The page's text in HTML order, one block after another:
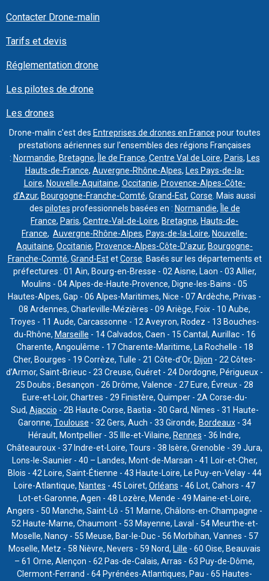
Contacter Drone-malin
Tarifs et devis
Réglementation drone
Les pilotes de drone
Les drones
Drone-malin c'est des Entreprises de drones en France pour toutes
prestations aériennes sur l'ensembles des régions Françaises
: Normandie, Bretagne, Île de France, Centre Val de Loire, Paris, Les
Hauts-de-France, Auvergne-Rhône-Alpes, Les Pays-de-la-
Loire, Nouvelle-Aquitaine, Occitanie, Provence-Alpes-Côte-
d’Azur, Bourgogne-Franche-Comté, Grand-Est, Corse. Mais aussi
des pilotes professionnels basées en : Normandie,
Île de
France, Paris, Centre-Val-de-Loire, Bretagne, Hauts-de-
France, Auvergne-Rhône-Alpes, Pays-de-la-Loire, Nouvelle-
Aquitaine, Occitanie, Provence-Alpes-Côte-D’azur, Bourgogne-
Franche-Comté, Grand-EstetCorse. Basés sur les départements et
préfectures : 01 Ain, Bourg-en-Bresse - 02 Aisne, Laon - 03 Allier,
Moulins - 04 Alpes-de-Haute-Provence, Digne-les-Bains - 05
Hautes-Alpes, Gap - 06 Alpes-Maritimes, Nice - 07 Ardèche, Privas -
08 Ardennes, Charleville-Mézières - 09 Ariège, Foix - 10 Aube,
Troyes - 11 Aude, Carcassonne - 12 Aveyron, Rodez - 13 Bouches-
du-Rhône, Marseille - 14 Calvados, Caen - 15 Cantal, Aurillac - 16
Charente, Angoulême - 17 Charente-Maritime, La Rochelle - 18
Cher, Bourges - 19 Corrèze, Tulle - 21 Côte-d’Or, Dijon - 22 Côtes-
d’Armor, Saint-Brieuc - 23 Creuse, Guéret - 24 Dordogne, Périgueux -
25 Doubs ; Besançon - 26 Drôme, Valence - 27 Eure, Évreux - 28
Eure-et-Loir, Chartres - 29 Finistère, Quimper - 2A Corse-du-
Sud, Ajaccio - 2B Haute-Corse, Bastia - 30 Gard, Nîmes - 31 Haute-
Garonne, Toulouse - 32 Gers, Auch - 33 Gironde, Bordeaux- 34
Hérault, Montpellier - 35 Ille-et-Vilaine, Rennes - 36 Indre,
Châteauroux - 37 Indre-et-Loire, Tours - 38 Isère, Grenoble - 39 Jura,
Lons-le-Saunier - 40 – Landes, Mont-de-Marsan - 41 Loir-et-Cher,
Blois - 42 Loire, Saint-Étienne - 43 Haute-Loire, Le Puy-en-Velay - 44
Loire-Atlantique, Nantes - 45 Loiret, Orléans - 46 Lot, Cahors - 47
Lot-et-Garonne, Agen - 48 Lozère, Mende - 49 Maine-et-Loire,
Angers - 50 Manche, Saint-Lô - 51 Marne, Châlons-en-Champagne -
52 Haute-Marne, Chaumont - 53 Mayenne, Laval - 54 Meurthe-et-
Moselle, Nancy - 55 Meuse, Bar-le-Duc - 56 Morbihan, Vannes - 57
Moselle, Metz - 58 Nièvre, Nevers - 59 Nord, Lille - 60 Oise, Beauvais
– 61 Orne, Alençon - 62 Pas-de-Calais, Arras - 63 Puy-de-Dôme,
Clermont-Ferrand - 64 Pyrénées-Atlantiques, Pau - 65 Hautes-